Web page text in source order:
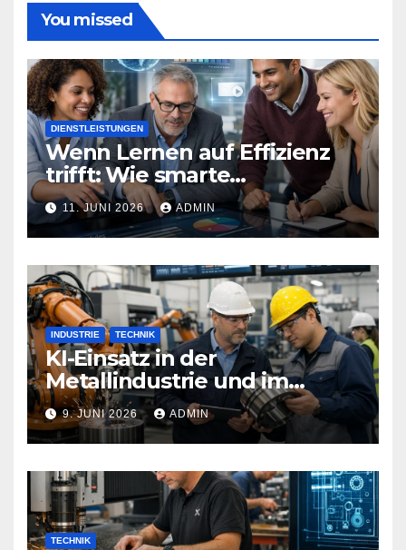
You missed
DIENSTLEISTUNGEN
Wenn Lernen auf Effizienz
trifft: Wie smarte
Technologien Weiterbildung
neu definieren
11. JUNI 2026 ADMIN
INDUSTRIE TECHNIK
KI-Einsatz in der
Metallindustrie und im
Maschinenbau
9. JUNI 2026 ADMIN
TECHNIK